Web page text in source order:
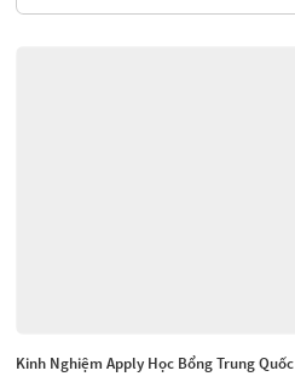
Kinh Nghiệm Apply Học Bổng Trung Quốc